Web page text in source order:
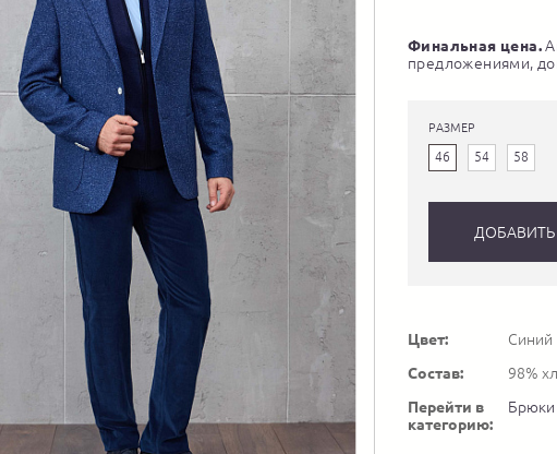
Финальная цена.
предложениями,
РАЗМЕР
46 54 58
Цвет:
Синий
Состав:
98%
Перейти в
категорию:
Брюки